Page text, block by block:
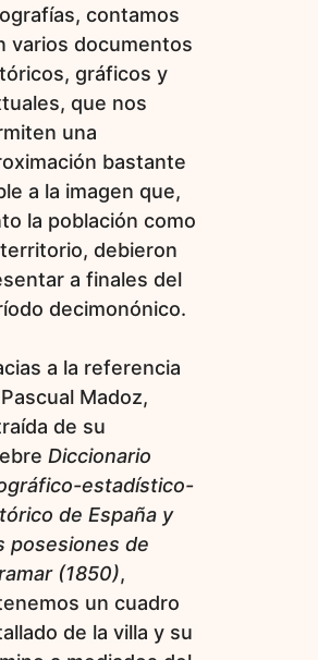
contamos
varios documentos
gráficos y
que nos
una
bastante
a la imagen que,
la población como
debieron
a finales del
decimonónico.
a la referencia
Madoz,
de su
Diccionario
estadístico-
de España y
posesiones de
(1850),
un cuadro
de la villa y su